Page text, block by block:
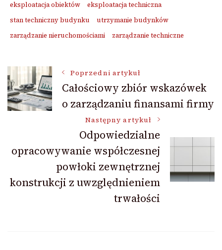
eksploatacja obiektów
eksploatacja techniczna
stan techniczny budynku
utrzymanie budynków
zarządzanie nieruchomościami
zarządzanie techniczne
Nawigacja
wpisu
Poprzedni artykuł
Całościowy zbiór wskazówek
o zarządzaniu finansami firmy
Następny artykuł
Odpowiedzialne
opracowywanie współczesnej
powłoki zewnętrznej
konstrukcji z uwzględnieniem
trwałości